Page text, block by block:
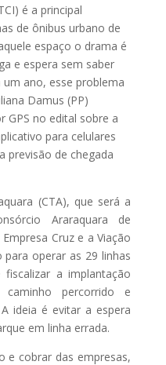
é a principal
de ônibus urbano de
espaço o drama é
e espera sem saber
ano, esse problema
Damus (PP)
no edital sobre a
para celulares
previsão de chegada
(CTA), que será a
Araraquara de
Cruz e a Viação
para operar as 29 linhas
a implantação
percorrido e
ideia é evitar a espera
em linha errada.
e cobrar das empresas,